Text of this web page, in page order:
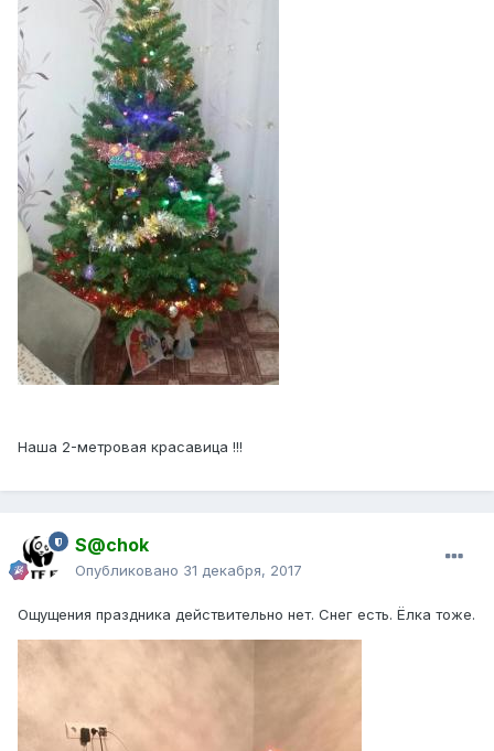
Наша 2-метровая красавица !!!
S@chok
Опубликовано 31 декабря, 2017
Ощущения праздника действительно нет. Снег есть. Ёлка тоже.